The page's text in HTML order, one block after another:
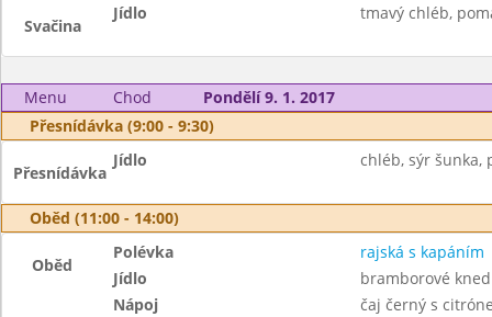
Svačina
Jídlo tmavý chléb,
Menu Chod
Pondělí 9. 1. 2017
Přesnídávka (9:00 - 9:30)
Přesnídávka
Jídlo chléb, sýr šunka,
Oběd (11:00 - 14:00)
Oběd
Polévka
rajská s kapáním
Jídlo
bramborové
Nápoj
čaj černý s